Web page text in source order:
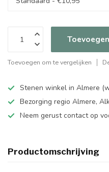
Toevoegen om te vergelijken
Stenen winkel in Almere
Bezorging regio Almere,
Neem gerust contact op
Productomschrijving